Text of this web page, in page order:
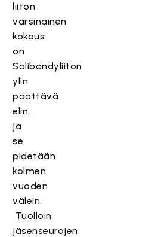
liiton
varsinainen
kokous
on
Salibandyliiton
ylin
päättävä
elin,
ja
se
pidetään
kolmen
vuoden
välein.
Tuolloin
jäsenseurojen